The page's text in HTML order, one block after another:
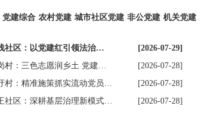
党建综合 农村党建 城市社区党建 非公党建 机关党建
社区：以党建红引领法治…
[2026-07-29]
村：三色志愿润乡土 党建…
[2026-07-28]
村：精准施策抓实流动党员…
[2026-07-28]
社区：深耕基层治理新模式…
[2026-07-28]